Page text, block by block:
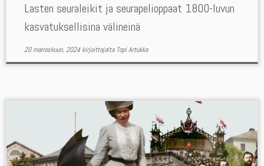
Lasten seuraleikit ja seurapelioppaat 1800-luvun
kasvatuksellisina välineinä
20 marraskuun, 2024 kirjoittajalta Topi Artukka